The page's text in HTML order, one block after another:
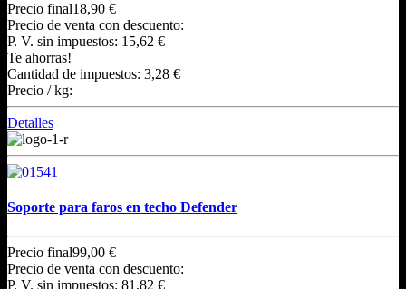
Precio final18,90 €
Precio de venta con descuento:
P. V. sin impuestos: 15,62 €
Te ahorras!
Cantidad de impuestos: 3,28 €
Precio / kg:
Detalles
Soporte para faros en techo Defender
Precio final99,00 €
Precio de venta con descuento:
P. V. sin impuestos: 81,82 €